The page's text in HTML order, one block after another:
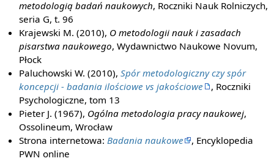
metodologią badań naukowych, Roczniki Nauk Rolniczych,
seria G, t. 96
Krajewski M. (2010), O metodologii nauk i zasadach
pisarstwa naukowego, Wydawnictwo Naukowe Novum,
Płock
Paluchowski W. (2010),Spór metodologiczny czy spór
koncepcji - badania ilościowe vs jakościowe
, Roczniki
Psychologiczne, tom 13
Pieter J. (1967), Ogólna metodologia pracy naukowej,
Ossolineum, Wrocław
Strona internetowa:Badania naukowe
, Encyklopedia
PWN online